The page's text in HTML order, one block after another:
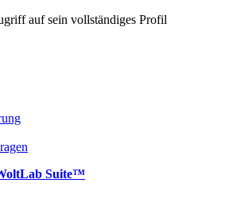
auf sein vollständiges Profil
Suite™